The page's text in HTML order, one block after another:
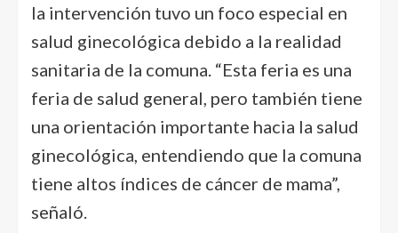
la intervención tuvo un foco especial en
salud ginecológica debido a la realidad
sanitaria de la comuna. “Esta feria es una
feria de salud general, pero también tiene
una orientación importante hacia la salud
ginecológica, entendiendo que la comuna
tiene altos índices de cáncer de mama”,
señaló.